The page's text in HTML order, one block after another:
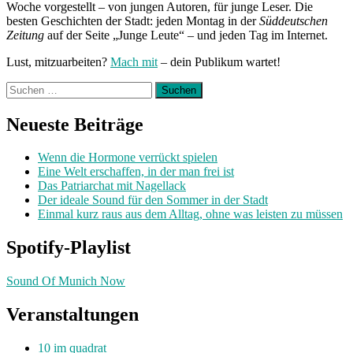
Woche vorgestellt – von jungen Autoren, für junge Leser. Die
besten Geschichten der Stadt: jeden Montag in derSüddeutschen
Zeitung auf der Seite „Junge Leute“ – und jeden Tag im Internet.
Lust, mitzuarbeiten? Mach mit – dein Publikum wartet!
Suchen
nach:
Neueste Beiträge
Wenn die Hormone verrückt spielen
Eine Welt erschaffen, in der man frei ist
Das Patriarchat mit Nagellack
Der ideale Sound für den Sommer in der Stadt
Einmal kurz raus aus dem Alltag, ohne was leisten zu müssen
Spotify-Playlist
Sound Of Munich Now
Veranstaltungen
10 im quadrat